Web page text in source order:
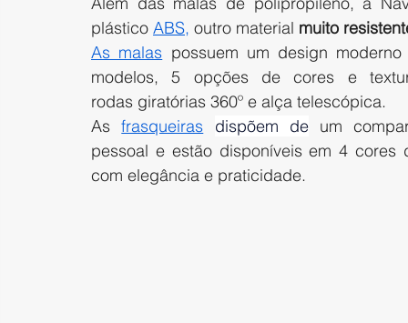
plástico ABS, outro material muito
As malas possuem um design
modelos, 5 opções de cores e
rodas giratórias 360º e alça telescópica.
As frasqueiras dispõem de um
pessoal e estão disponíveis em 4
com elegância e praticidade.